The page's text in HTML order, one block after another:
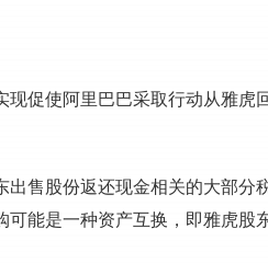
促使阿里巴巴采取行动从雅虎
售股份返还现金相关的大部分
能是一种资产互换，即雅虎股